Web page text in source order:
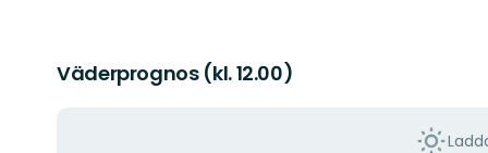
Väderprognos (kl. 12.00)